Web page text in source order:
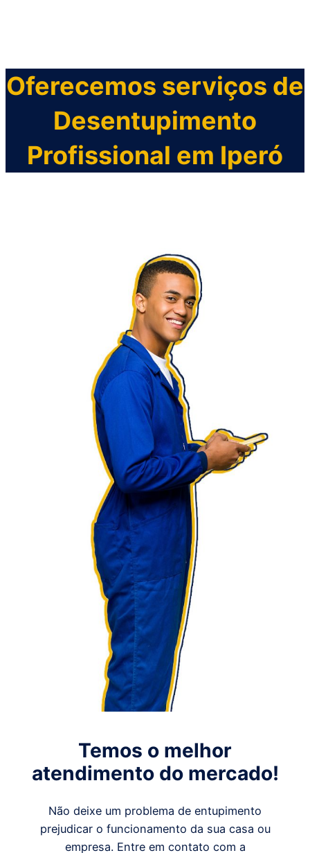
Oferecemos serviços de
Desentupimento
Profissional em Iperó
Temos o melhor
atendimento do mercado!
Não deixe um problema de entupimento
prejudicar o funcionamento da sua casa ou
empresa. Entre em contato com a